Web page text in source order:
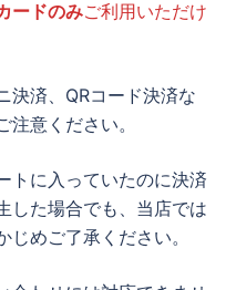
ードのみご利用いただけ
決済、QRコード決済な
意ください。
トに入っていたのに決済
した場合でも、当店では
めご了承ください。